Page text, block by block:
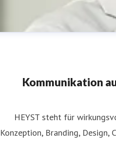
Kommunikation
HEYST steht für
Konzeption, Branding,